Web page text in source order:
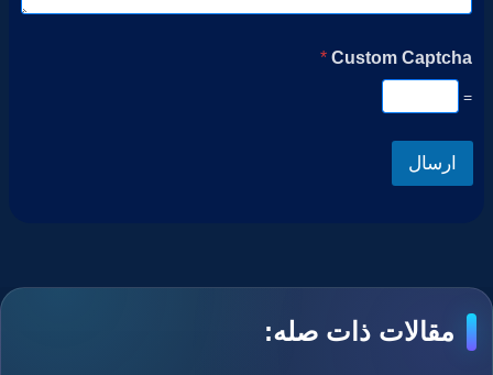
Custom Captcha
*
=
ارسال
مقالات ذات صله: